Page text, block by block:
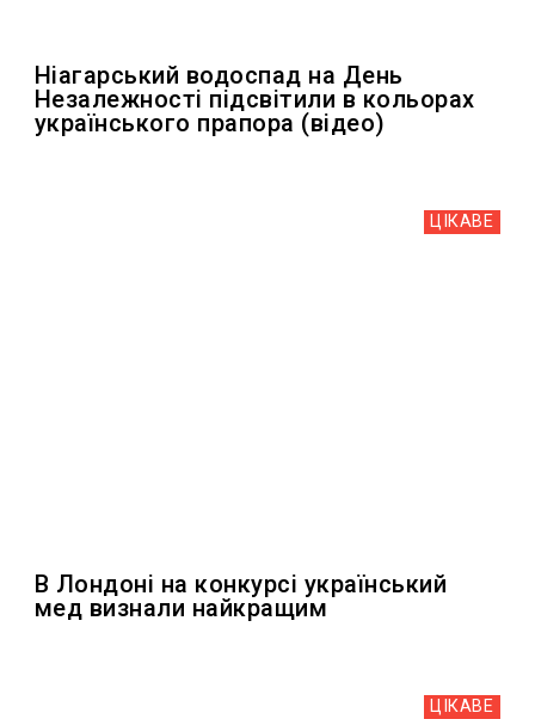
Ніагарський водоспад на День
Незалежності підсвітили в кольорах
українського прапора (відео)
ЦІКАВЕ
В Лондоні на конкурсі український
мед визнали найкращим
ЦІКАВЕ